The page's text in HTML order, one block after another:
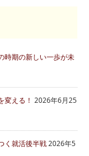
時期の新しい一歩が未
変える！ 2026年6月25
く就活後半戦2026年5